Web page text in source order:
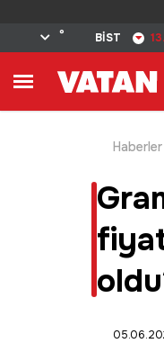
° BİST
Haberler